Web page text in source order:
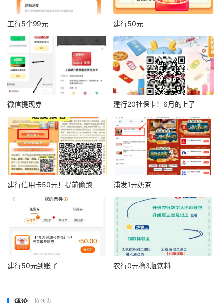
工行5个99元 建行50元
微信提现券 建行20社保卡！6月的上了
建行信用卡50元！提前偷跑 浦发1元奶茶
建行50元到账了 农行0元撸3瓶饮料
评论 抢沙发